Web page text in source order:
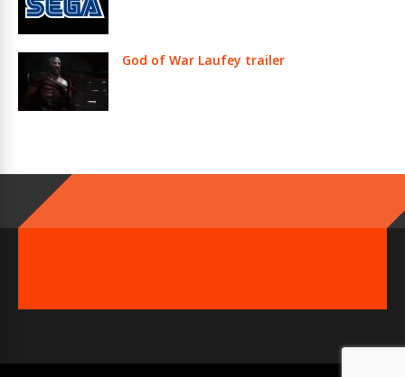
God of War Laufey trailer